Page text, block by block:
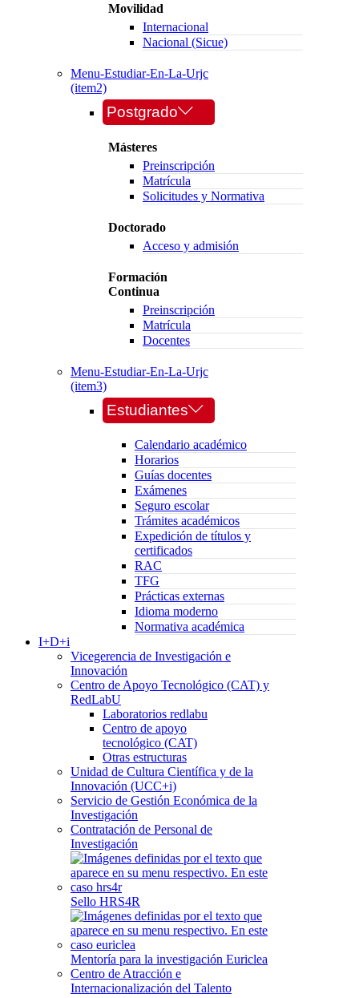
Movilidad
Internacional
Nacional (Sicue)
Menu-Estudiar-En-La-Urjc
(item2)
Postgrado
Másteres
Preinscripción
Matrícula
Solicitudes y Normativa
Doctorado
Acceso y admisión
Formación
Continua
Preinscripción
Matrícula
Docentes
Menu-Estudiar-En-La-Urjc
(item3)
Estudiantes
Calendario académico
Horarios
Guías docentes
Exámenes
Seguro escolar
Trámites académicos
Expedición de títulos y
certificados
RAC
TFG
Prácticas externas
Idioma moderno
Normativa académica
I+D+i
Vicegerencia de Investigación e
Innovación
Centro de Apoyo Tecnológico (CAT) y
RedLabU
Laboratorios redlabu
Centro de apoyo
tecnológico (CAT)
Otras estructuras
Unidad de Cultura Científica y de la
Innovación (UCC+i)
Servicio de Gestión Económica de la
Investigación
Contratación de Personal de
Investigación
Sello HRS4R
Mentoría para la investigación Euriclea
Centro de Atracción e
Internacionalización del Talento